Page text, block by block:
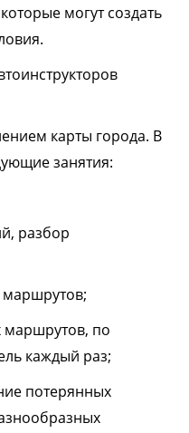
могут создать
карты города. В
занятия:
разбор
маршрутов, по
каждый раз;
потерянных